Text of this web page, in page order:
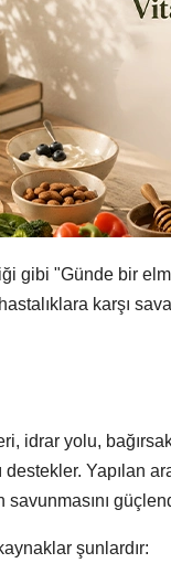
gibi "Günde bir
karşı
idrar yolu,
destekler. Yapılan
şunlardır: